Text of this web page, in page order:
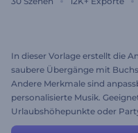
In dieser Vorlage erstellt die
saubere Übergänge mit
Andere Merkmale sind
personalisierte Musik.
Urlaubshöhepunkte oder
Projekte wie